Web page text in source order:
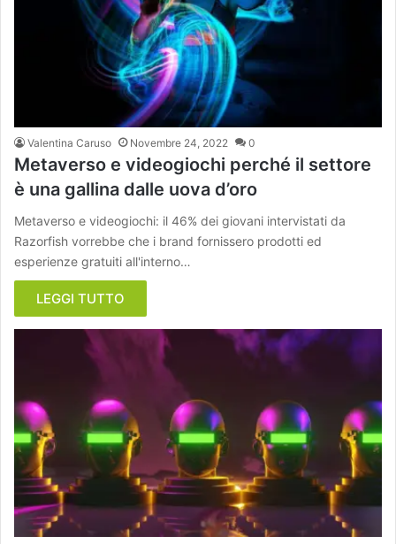
Valentina Caruso Novembre 24, 2022 0
Metaverso e videogiochi perché il settore
è una gallina dalle uova d’oro
Metaverso e videogiochi: il 46% dei giovani intervistati da
Razorfish vorrebbe che i brand fornissero prodotti ed
esperienze gratuiti all'interno…
LEGGI TUTTO